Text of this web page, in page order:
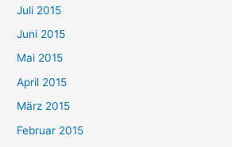
Juli 2015
Juni 2015
Mai 2015
April 2015
März 2015
Februar 2015